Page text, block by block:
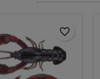
favorite_border